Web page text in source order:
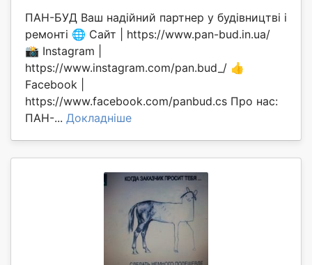
ПАН-БУД Ваш надійний партнер у будівництві і
ремонті 🌐 Сайт | https://www.pan-bud.in.ua/
📸 Instagram |
https://www.instagram.com/pan.bud_/ 👍
Facebook |
https://www.facebook.com/panbud.cs Про нас:
ПАН-... Докладніше